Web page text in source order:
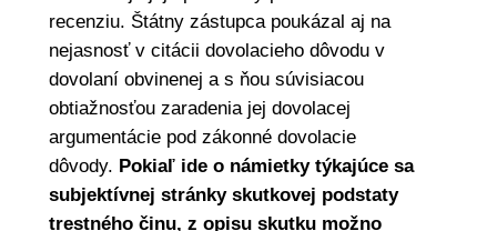
recenziu. Štátny zástupca poukázal aj na
nejasnosť v citácii dovolacieho dôvodu v
dovolaní obvinenej a s ňou súvisiacou
obtiažnosťou zaradenia jej dovolacej
argumentácie pod zákonné dovolacie
dôvody. Pokiaľ ide o námietky týkajúce sa
subjektívnej stránky skutkovej podstaty
trestného činu, z opisu skutku možno